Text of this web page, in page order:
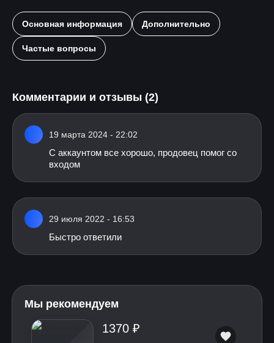
Основная информация Дополнительно
Частые вопросы
Комментарии и отзывы (2)
19 марта 2024 - 22:02
С аккаунтом все хорошо, продовец помог со
входом
29 июля 2022 - 16:53
Быстро ответили
Мы рекомендуем
1370 ₽